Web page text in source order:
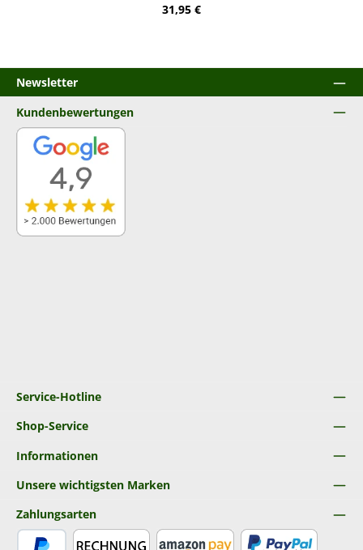
Regulärer Preis:
31,95 €
Newsletter
Service-Hotline
Shop-Service
Informationen
Unsere wichtigsten Marken
Kundenbewertungen
Zahlungsarten